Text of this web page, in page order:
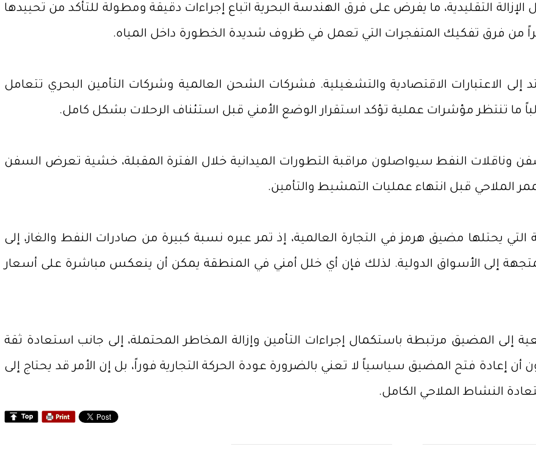
التقليدية، ما يفرض على فرق الهندسة البحرية اتباع إجراءات دقيقة ومطولة للتأكد من تحييدها
من فرق تفكيك المتفجرات التي تعمل في ظروف شديدة الخطورة داخل المياه.
إلى الاعتبارات الاقتصادية والتشغيلية. فشركات الشحن العالمية وشركات التأمين البحري تتعامل
ما تنتظر مؤشرات عملية تؤكد استقرار الوضع الأمني قبل استئناف الرحلات بشكل كامل.
وناقلات النفط سيواصلون مراقبة التطورات الميدانية خلال الفترة المقبلة، خشية تعرض السفن
الملاحي قبل انتهاء عمليات التمشيط والتأمين.
التي يحتلها مضيق هرمز في التجارة العالمية، إذ تمر عبره نسبة كبيرة من صادرات النفط والغاز، إلى
إلى الأسواق الدولية. لذلك فإن أي خلل أمني في المنطقة يمكن أن ينعكس مباشرة على أسعار
المضيق مرتبطة باستكمال إجراءات التأمين وإزالة المخاطر المحتملة، إلى جانب استعادة ثقة
إعادة فتح المضيق سياسياً لا تعني بالضرورة عودة الحركة التجارية فوراً، بل إن الأمر قد يحتاج إلى
النشاط الملاحي الكامل.